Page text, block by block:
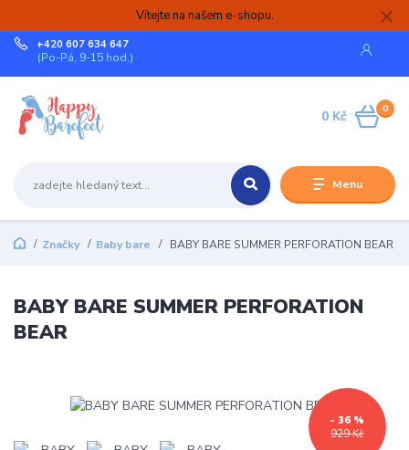
Vítejte na našem e-shopu.
Menu
+420 607 634 647
(Po-Pá, 9-15 hod.)
0
0 Kč
Značky Baby bare BABY BARE SUMMER PERFORATION BEAR
BABY BARE SUMMER PERFORATION
BEAR
929 Kč
- 36 %